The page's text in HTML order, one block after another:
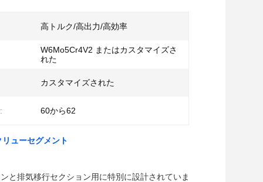
高トルク/高出力/高効率
W6Mo5Cr4V2 またはカスタマイズさ
れた
カスタマイズされた
60から62
ューセグメント
と排気移行セクション用に特別に設計されていま